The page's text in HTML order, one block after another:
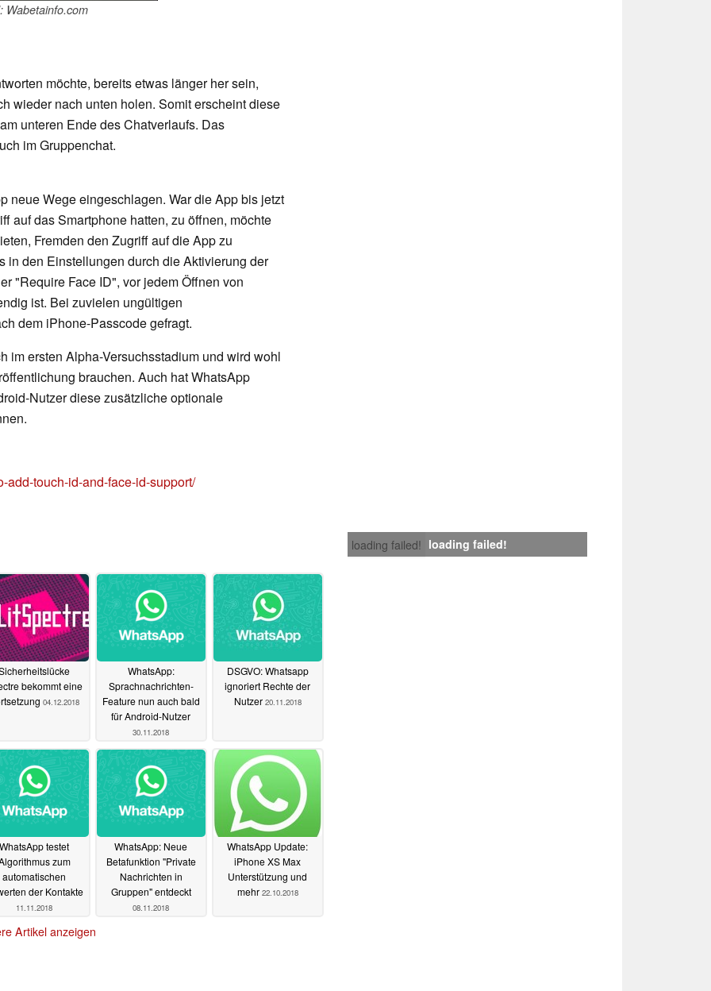
Wabetainfo.com
möchte, bereits etwas länger her sein,
wieder nach unten holen. Somit erscheint diese
unteren Ende des Chatverlaufs. Das
im Gruppenchat.
neue Wege eingeschlagen. War die App bis jetzt
auf das Smartphone hatten, zu öffnen, möchte
Fremden den Zugriff auf die App zu
in den Einstellungen durch die Aktivierung der
"Require Face ID", vor jedem Öffnen von
ist. Bei zuvielen ungültigen
dem iPhone-Passcode gefragt.
im ersten Alpha-Versuchsstadium und wird wohl
brauchen. Auch hat WhatsApp
Nutzer diese zusätzliche optionale
touch-id-and-face-id-support/
loading failed! loading failed!
bekommt eine
04.12.2018
WhatsApp:
Sprachnachrichten-
Feature nun auch bald
für Android-Nutzer
30.11.2018
DSGVO: Whatsapp
ignoriert Rechte der
Nutzer 20.11.2018
WhatsApp testet
zum
automatischen
der Kontakte
11.11.2018
WhatsApp: Neue
Betafunktion "Private
Nachrichten in
Gruppen" entdeckt
08.11.2018
WhatsApp Update:
iPhone XS Max
Unterstützung und
mehr 22.10.2018
Artikel anzeigen